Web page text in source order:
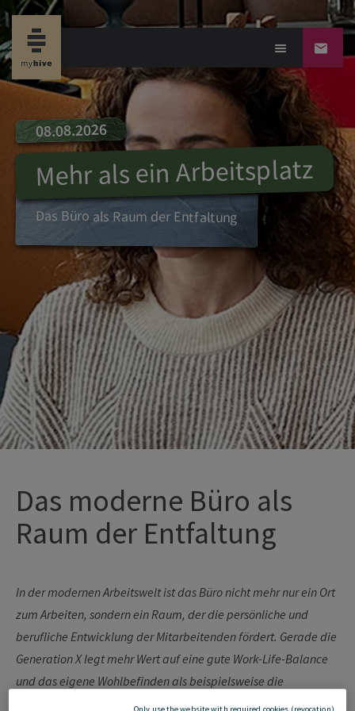
08.08.2026
Mehr als ein Arbeitsplatz
Das Büro als Raum der Entfaltung
Das moderne Büro als
Raum der Entfaltung
In der modernen Arbeitswelt ist das Büro nicht mehr nur ein Ort
zum Arbeiten, sondern ein Raum, der die persönliche und
berufliche Entwicklung der Mitarbeitenden fördert. Gerade die
Generation Xlegt mehr Wert auf eine gute Work-Life-Balance
und das eigene Wohlbefindenals beispielsweise die
Unternehmen tun also gut daran,
ein inspirierendes
Only use the website with required cookies (revocation)